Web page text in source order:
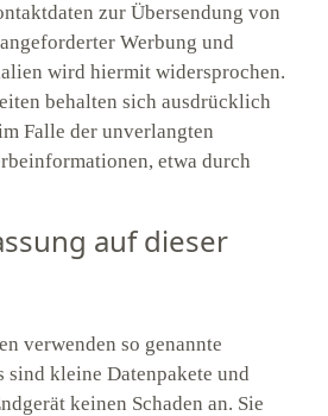
zur Übersendung von
Werbung und
wird hiermit widersprochen.
behalten sich ausdrücklich
Falle der unverlangten
etwa durch
auf dieser
verwenden so genannte
sind kleine Datenpakete und
keinen Schaden an. Sie